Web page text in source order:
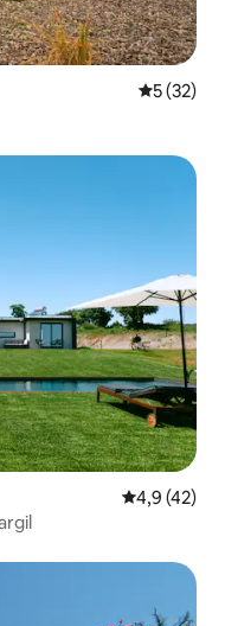
5 (32)
Évaluation
4,9 (42)